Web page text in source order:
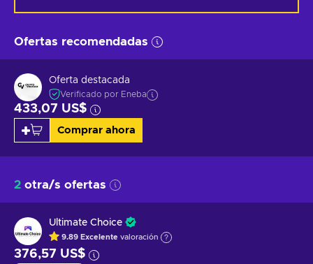
Ofertas recomendadas
Oferta destacada
Verificado por Eneba
433,07 US$
Comprar ahora
2 otra/s ofertas
Ultimate Choice
9.89 Excelente valoración
376,57 US$